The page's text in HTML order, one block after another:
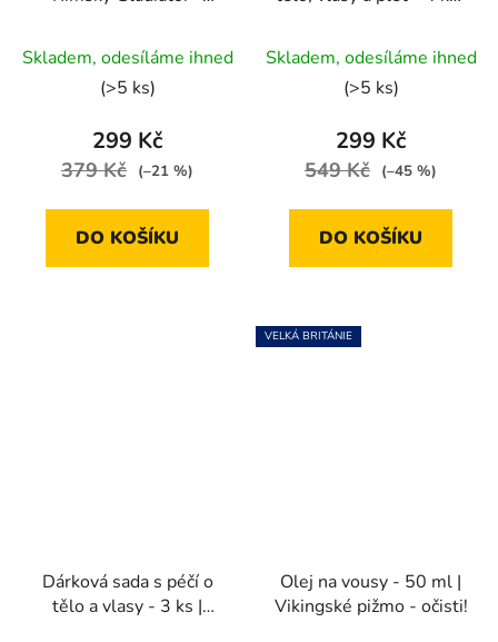
Skladem, odesíláme ihned
(>5 ks)
299 Kč
379 Kč (–21 %)
DO KOŠÍKU
Sandalwood
hodnocení
produktu
je
5,0
hvězdiček.
Skladem, odesíláme ihned
(>5 ks)
299 Kč
549 Kč (–45 %)
DO KOŠÍKU
Dárková sada s péčí o
tělo a vlasy - 3 ks |
VELKÁ BRITÁNIE
Olej na vousy - 50 ml |
Vikingské pižmo - očisti!